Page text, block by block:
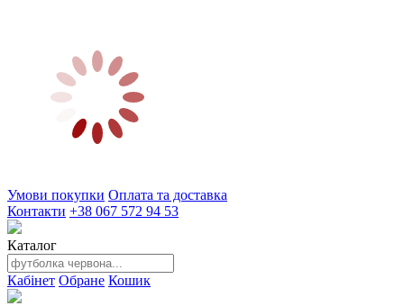
Умови покупки Оплата та доставка
Контакти +38 067 572 94 53
Каталог
Кабінет Обране Кошик